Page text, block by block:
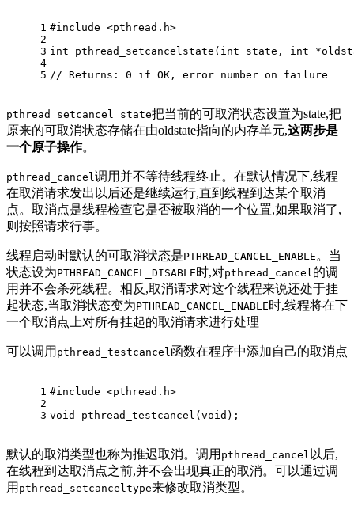
1
2
3
4
5
#include <pthread.h>
int
pthread_setcancelstate ( int state, int
// Returns: 0 if OK, error number on failure
pthread_setcancel_state把当前的可取消状态设置为state,把
原来的可取消状态存储在由oldstate指向的内存单元,这两步是
一个原子操作。
pthread_cancel调用并不等待线程终止。在默认情况下,线程
在取消请求发出以后还是继续运行,直到线程到达某个取消
点。取消点是线程检查它是否被取消的一个位置,如果取消了,
则按照请求行事。
线程启动时默认的可取消状态是PTHREAD_CANCEL_ENABLE 。当
状态设为PTHREAD_CANCEL_DISABLE时,对pthread_cancel的调
用并不会杀死线程。相反,取消请求对这个线程来说还处于挂
起状态,当取消状态变为PTHREAD_CANCEL_ENABLE时,线程将在下
一个取消点上对所有挂起的取消请求进行处理
可以调用 pthread_testcancel函数在程序中添加自己的取消点
1
2
3
#include <pthread.h>
void
pthread_testcancel ( void ) ;
默认的取消类型也称为推迟取消。调用 pthread_cancel 以后,
在线程到达取消点之前,并不会出现真正的取消。可以通过调
用 pthread_setcanceltype来修改取消类型。